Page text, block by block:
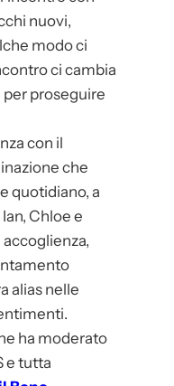
nuovi,
modo ci
ci cambia
proseguire
con il
che
quotidiano, a
Chloe e
alias nelle
ha moderato
e tutta